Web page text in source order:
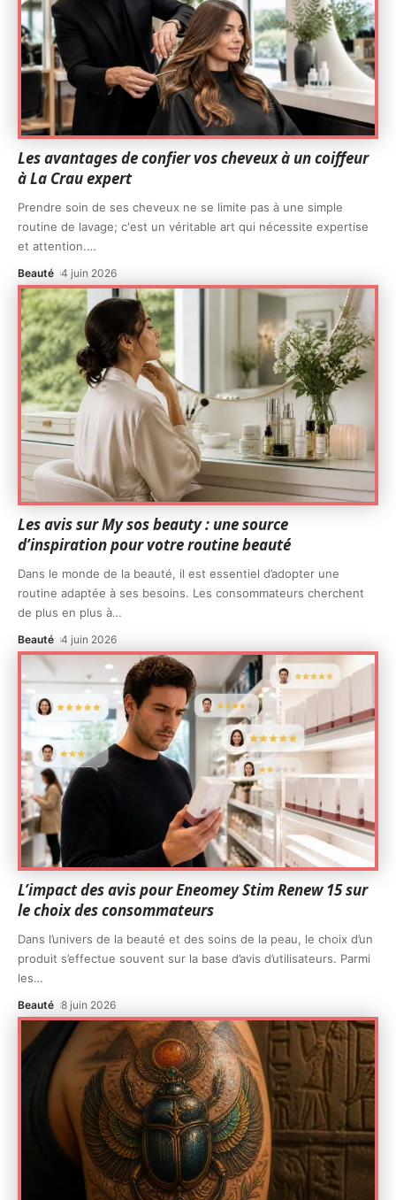
Les avantages de confier vos cheveux à un coiffeur
à La Crau expert
Prendre soin de ses cheveux ne se limite pas à une simple
routine de lavage; c'est un véritable art qui nécessite expertise
et attention.…
Beauté 4 juin 2026
Les avis sur My sos beauty : une source
d’inspiration pour votre routine beauté
Dans le monde de la beauté, il est essentiel d’adopter une
routine adaptée à ses besoins. Les consommateurs cherchent
de plus en plus à…
Beauté 4 juin 2026
L’impact des avis pour Eneomey Stim Renew 15 sur
le choix des consommateurs
Dans l’univers de la beauté et des soins de la peau, le choix d’un
produit s’effectue souvent sur la base d’avis d’utilisateurs. Parmi
les…
Beauté 8 juin 2026